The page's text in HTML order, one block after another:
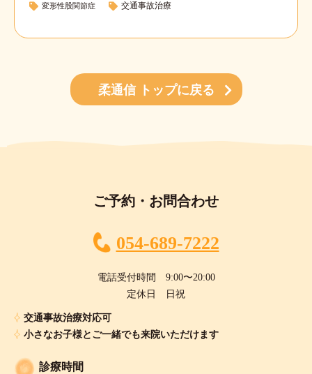
変形性股関節症 交通事故治療
柔通信 トップに戻る
ご予約・お問合わせ
054-689-7222
電話受付時間 9:00〜20:00
定休日 日祝
交通事故治療対応可
小さなお子様とご一緒でも来院いただけます
診療時間